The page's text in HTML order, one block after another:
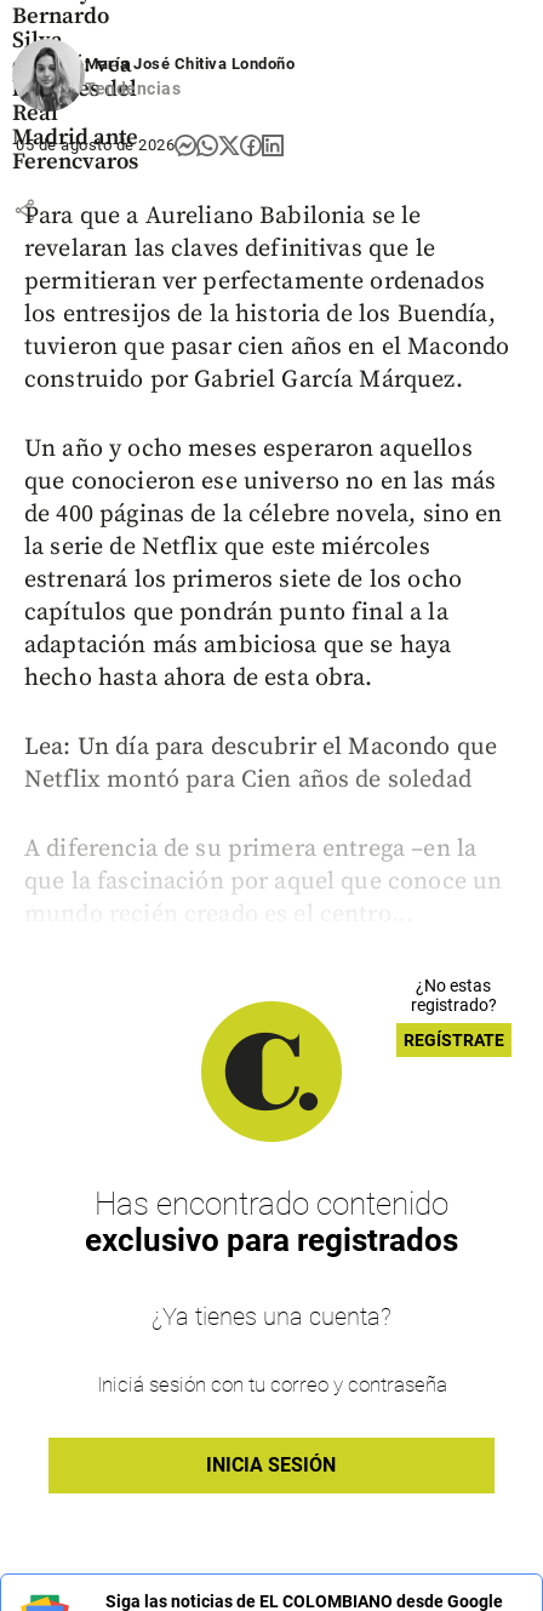
Bernardo
Silva
debutó: vea
los goles del
Real
Madrid ante
Ferencvaros
share
María José Chitiva Londoño
Tendencias
05 de agosto de 2026
Para que a Aureliano Babilonia se le
revelaran las claves definitivas que le
permitieran ver perfectamente ordenados
los entresijos de la historia de los Buendía,
tuvieron que pasar cien años en el Macondo
construido por Gabriel García Márquez.
Un año y ocho meses esperaron aquellos
que conocieron ese universo no en las más
de 400 páginas de la célebre novela, sino en
la serie de Netflix que este miércoles
estrenará los primeros siete de los ocho
capítulos que pondrán punto final a la
adaptación más ambiciosa que se haya
hecho hasta ahora de esta obra.
Lea: Un día para descubrir el Macondo que
Netflix montó para Cien años de soledad
A diferencia de su primera entrega –en la
que la fascinación por aquel que conoce un
mundo recién creado es el centro...
¿No estas
registrado?
REGÍSTRATE
Has encontrado contenido
exclusivo para registrados
¿Ya tienes una cuenta?
Iniciá sesión con tu correo y contraseña
INICIA SESIÓN
Siga las noticias de EL COLOMBIANO desde Google